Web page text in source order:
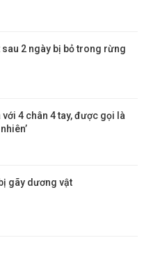
2 ngày bị bỏ trong rừng
với 4 chân 4 tay, được gọi là
gãy dương vật